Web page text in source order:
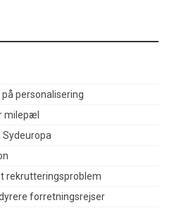
personalisering
milepæl
rekrutteringsproblem
forretningsrejser